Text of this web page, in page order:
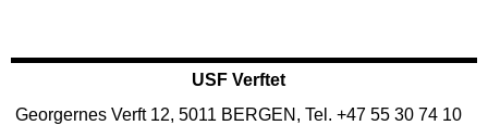
USF Verftet
Georgernes Verft 12, 5011 BERGEN, Tel. +47 55 30 74 10